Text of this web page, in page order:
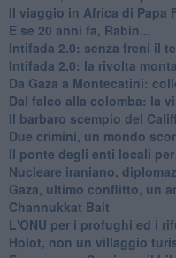
Il viaggio in Africa di Papa
E se 20 anni fa, Rabin...
Intifada 2.0: senza freni il
Intifada 2.0: la rivolta
Da Gaza a Montecatini:
Dal falco alla colomba: la
Il barbaro scempio del
Due crimini, un mondo
Il ponte degli enti locali
Nucleare iraniano,
Gaza, ultimo conflitto, un
Channukkat Bait
L'ONU per i profughi ed i
Holot, non un villaggio